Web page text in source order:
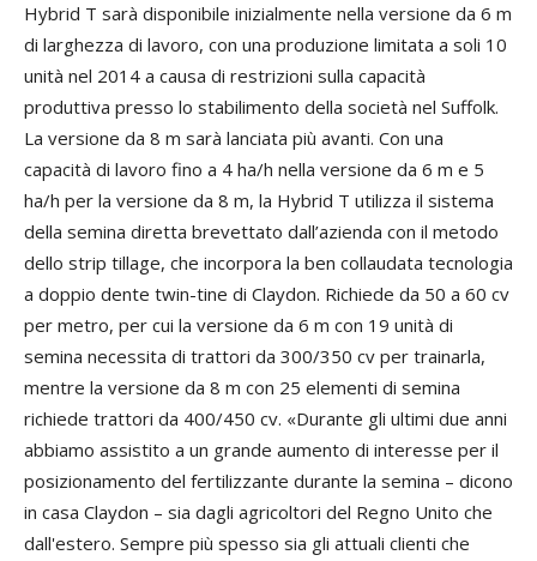
Hybrid T sarà disponibile inizialmente nella versione da 6 m
di larghezza di lavoro, con una produzione limitata a soli 10
unità nel 2014 a causa di restrizioni sulla capacità
produttiva presso lo stabilimento della società nel Suffolk.
La versione da 8 m sarà lanciata più avanti. Con una
capacità di lavoro fino a 4 ha/h nella versione da 6 m e 5
ha/h per la versione da 8 m, la Hybrid T utilizza il sistema
della semina diretta brevettato dall’azienda con il metodo
dello strip tillage, che incorpora la ben collaudata tecnologia
a doppio dente twin-tine di Claydon. Richiede da 50 a 60 cv
per metro, per cui la versione da 6 m con 19 unità di
semina necessita di trattori da 300/350 cv per trainarla,
mentre la versione da 8 m con 25 elementi di semina
richiede trattori da 400/450 cv. «Durante gli ultimi due anni
abbiamo assistito a un grande aumento di interesse per il
posizionamento del fertilizzante durante la semina – dicono
in casa Claydon – sia dagli agricoltori del Regno Unito che
dall'estero. Sempre più spesso sia gli attuali clienti che